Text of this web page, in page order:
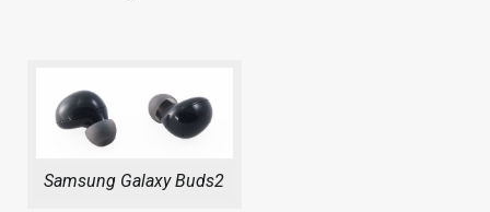
Samsung Galaxy Buds2